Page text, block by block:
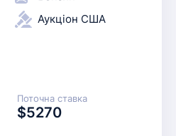
Аукціон США
Поточна ставка
$5270